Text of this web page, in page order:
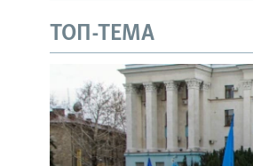
ТОП-ТЕМА